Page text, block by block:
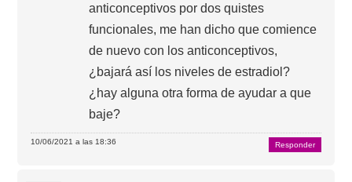
anticonceptivos por dos quistes
funcionales, me han dicho que comience
de nuevo con los anticonceptivos,
¿bajará así los niveles de estradiol?
¿hay alguna otra forma de ayudar a que
baje?
10/06/2021 a las 18:36 Responder